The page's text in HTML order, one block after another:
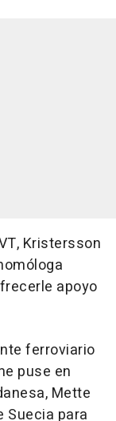
Kristersson
apoyo
ferroviario
puse en
Mette
Suecia para